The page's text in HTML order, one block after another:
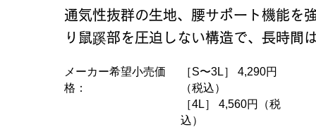
通気性抜群の生地、腰サポート機能を
り鼠蹊部を圧迫しない構造で、長時間
メーカー希望小売価
格：
［S〜3L］ 4,290円
（税込）
［4L］ 4,560円（税
込）